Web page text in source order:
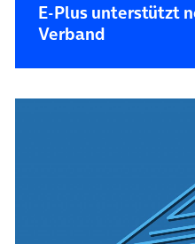
E-Plus unterstützt
Verband